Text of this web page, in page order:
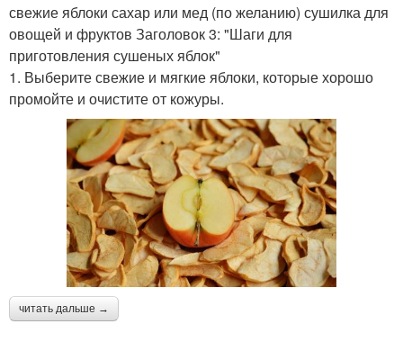
свежие яблоки сахар или мед (по желанию) сушилка для
овощей и фруктов Заголовок 3: "Шаги для
приготовления сушеных яблок"
1. Выберите свежие и мягкие яблоки, которые хорошо
промойте и очистите от кожуры.
читать дальше →